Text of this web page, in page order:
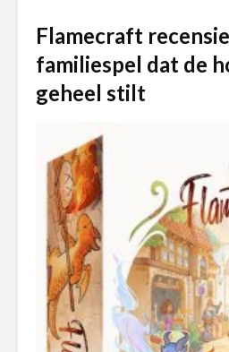
Flamecraft
familiespel dat de
geheel stilt